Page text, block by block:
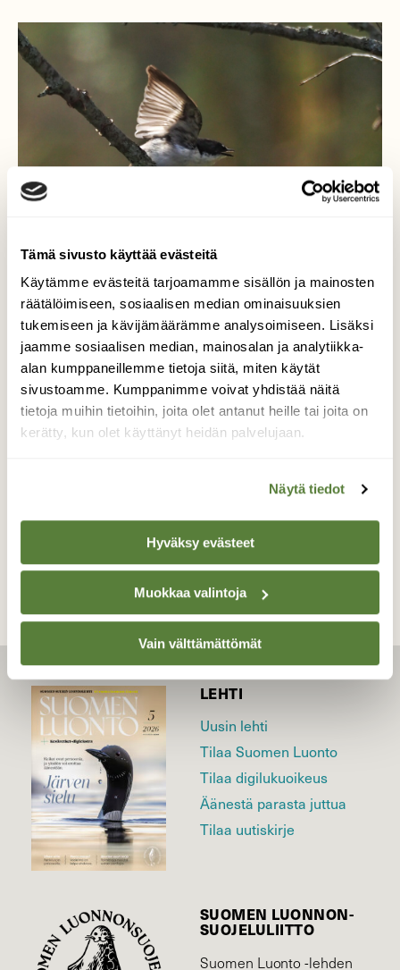
Tämä sivusto käyttää evästeitä
Käytämme evästeitä tarjoamamme sisällön ja mainosten
räätälöimiseen, sosiaalisen median ominaisuuksien
tukemiseen ja kävijämäärämme analysoimiseen. Lisäksi
jaamme sosiaalisen median, mainosalan ja analytiikka-
alan kumppaneillemme tietoja siitä, miten käytät
sivustoamme. Kumppanimme voivat yhdistää näitä
tietoja muihin tietoihin, joita olet antanut heille tai joita on
kerätty, kun olet käyttänyt heidän palvelujaan.
Näytä tiedot
Hyväksy evästeet
Muokkaa valintoja
Vain välttämättömät
Ärhentelevä kirjosieppo
Kirjosieppo on ilmeisesti valtaamassa reviiriä
tiaiselta.
TAKAISIN LISTAAN
LEHTI
Uusin lehti
Tilaa Suomen Luonto
Tilaa digilukuoikeus
Äänestä parasta juttua
Tilaa uutiskirje
SUOMEN LUONNON­
SUOJELU­LIITTO
Suomen Luonto -lehden